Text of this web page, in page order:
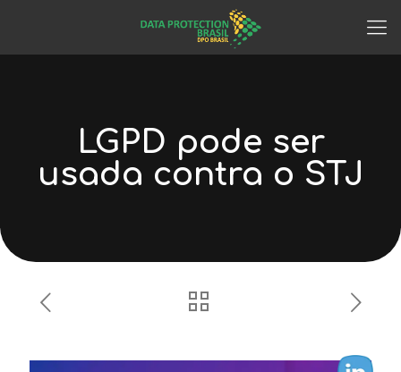
LGPD pode ser
usada contra o STJ